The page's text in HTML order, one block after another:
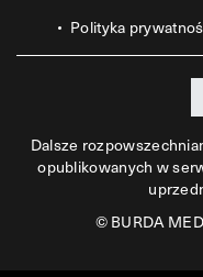
Polityka
Dalsze
opublikowanych w
©BURDA